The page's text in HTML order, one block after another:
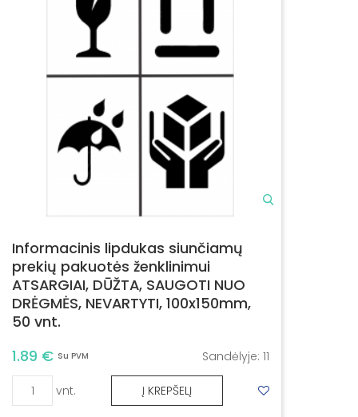
Informacinis lipdukas siunčiamų
prekių pakuotės ženklinimui
ATSARGIAI, DŪŽTA, SAUGOTI NUO
DRĖGMĖS, NEVARTYTI, 100x150mm,
50 vnt.
1.89 € Su PVM Sandėlyje: 11
vnt. Į KREPŠELĮ